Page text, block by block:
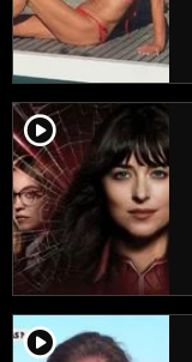
player2
player2